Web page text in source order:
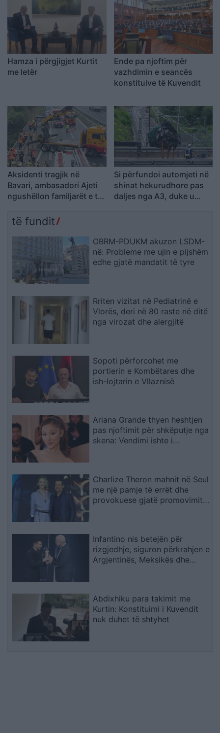
Hamza i përgjigjet Kurtit
me letër
Ende pa njoftim për
vazhdimin e seancës
konstituive të Kuvendit
Aksidenti tragjik në
Bavari, ambasadori Ajeti
ngushëllon familjarët e tre
Si përfundoi automjeti në
shinat hekurudhore pas
daljes nga A3, duke u
pamjet nga Gjermania
të fundit
OBRM-PDUKM akuzon LSDM-
në: Probleme me ujin e pijshëm
edhe gjatë mandatit të tyre
Rriten vizitat në Pediatrinë e
Vlorës, deri në 80 raste në ditë
nga virozat dhe alergjitë
Sopoti përforcohet me
portierin e Kombëtares dhe
ish-lojtarin e Vllaznisë
Ariana Grande thyen heshtjen
pas njoftimit për shkëputje nga
skena: Vendimi ishte i
Charlize Theron mahnit në Seul
me një pamje të errët dhe
provokuese gjatë promovimit
Infantino nis betejën për
rizgjedhje, siguron përkrahjen e
Argjentinës, Meksikës dhe
Abdixhiku para takimit me
Kurtin: Konstituimi i Kuvendit
nuk duhet të shtyhet